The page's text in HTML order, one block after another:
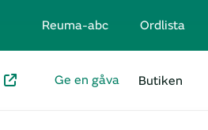
Reuma-abc Ordlista
Ge en gåva Butiken